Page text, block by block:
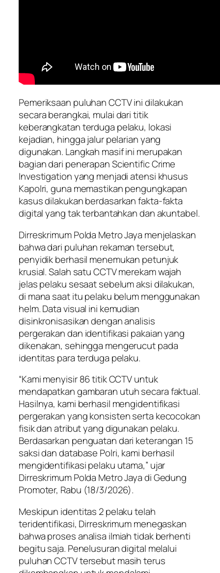
Pemeriksaan puluhan CCTV ini dilakukan
secara berangkai, mulai dari titik
keberangkatan terduga pelaku, lokasi
kejadian, hingga jalur pelarian yang
digunakan. Langkah masif ini merupakan
bagian dari penerapan Scientific Crime
Investigation yang menjadi atensi khusus
Kapolri, guna memastikan pengungkapan
kasus dilakukan berdasarkan fakta-fakta
digital yang tak terbantahkan dan akuntabel.
Dirreskrimum Polda Metro Jaya menjelaskan
bahwa dari puluhan rekaman tersebut,
penyidik berhasil menemukan petunjuk
krusial. Salah satu CCTV merekam wajah
jelas pelaku sesaat sebelum aksi dilakukan,
di mana saat itu pelaku belum menggunakan
helm. Data visual ini kemudian
disinkronisasikan dengan analisis
pergerakan dan identifikasi pakaian yang
dikenakan, sehingga mengerucut pada
identitas para terduga pelaku.
“Kami menyisir 86 titik CCTV untuk
mendapatkan gambaran utuh secara faktual.
Hasilnya, kami berhasil mengidentifikasi
pergerakan yang konsisten serta kecocokan
fisik dan atribut yang digunakan pelaku.
Berdasarkan penguatan dari keterangan 15
saksi dan database Polri, kami berhasil
mengidentifikasi pelaku utama,” ujar
Dirreskrimum Polda Metro Jaya di Gedung
Promoter, Rabu (18/3/2026).
Meskipun identitas 2 pelaku telah
teridentifikasi, Dirreskrimum menegaskan
bahwa proses analisa ilmiah tidak berhenti
begitu saja. Penelusuran digital melalui
puluhan CCTV tersebut masih terus